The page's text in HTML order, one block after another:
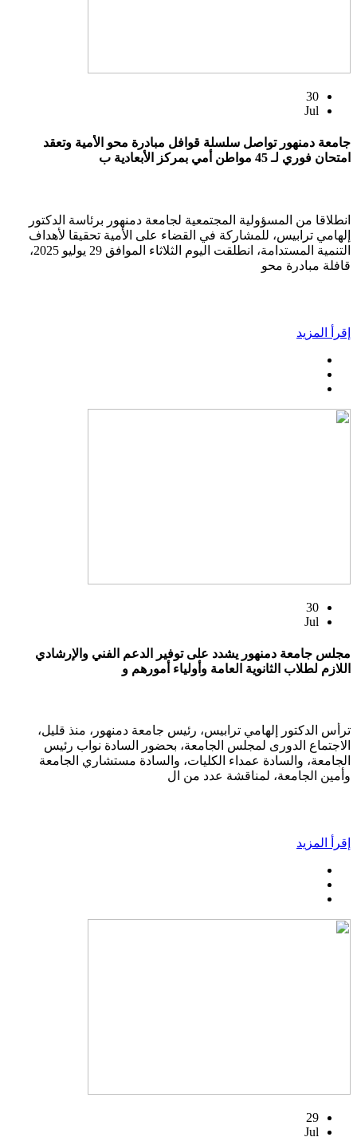
30
Jul
جامعة دمنهور تواصل سلسلة قوافل مبادرة محو الأمية وتعقد
امتحان فوري لـ 45 مواطن أمي بمركز الأبعادية ب
انطلاقا من المسؤولية المجتمعية لجامعة دمنهور برئاسة الدكتور
إلهامي ترابيس، للمشاركة في القضاء على الأمية تحقيقا لأهداف
التنمية المستدامة، انطلقت اليوم الثلاثاء الموافق 29 يوليو 2025،
قافلة مبادرة محو
إقرأ المزيد
30
Jul
مجلس جامعة دمنهور يشدد على توفير الدعم الفني والإرشادي
اللازم لطلاب الثانوية العامة وأولياء أمورهم و
ترأس الدكتور إلهامي ترابيس، رئيس جامعة دمنهور، منذ قليل،
الاجتماع الدورى لمجلس الجامعة، بحضور السادة نواب رئيس
الجامعة، والسادة عمداء الكليات، والسادة مستشاري الجامعة
وأمين الجامعة، لمناقشة عدد من ال
إقرأ المزيد
29
Jul